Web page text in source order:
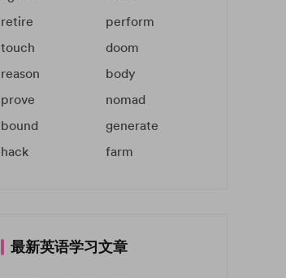
retire
perform
touch
doom
reason
body
prove
nomad
bound
generate
hack
farm
最新英语学习文章